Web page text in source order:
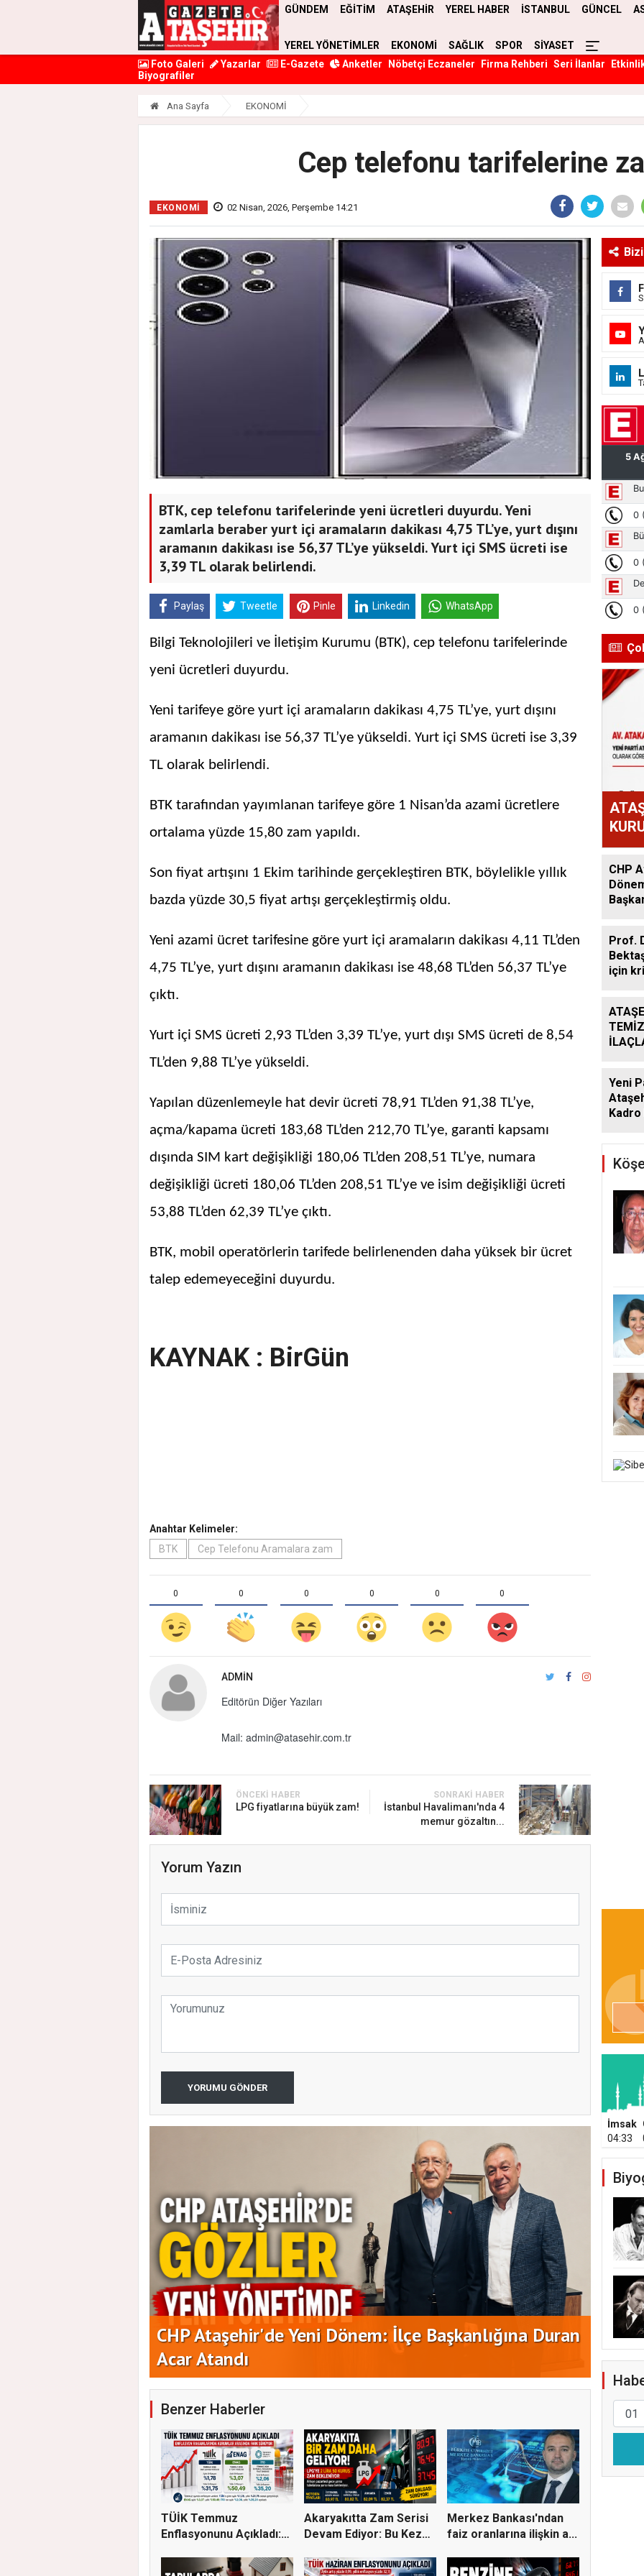
GÜNDEM EĞİTİM ATAŞEHİR YEREL HABER İSTANBUL GÜNCEL
YEREL YÖNETİMLER EKONOMİ SAĞLIK SPOR
SİYASET
Foto Galeri
Yazarlar E-Gazete Anketler Nöbetçi Eczaneler Firma Rehberi Seri İlanlar
Biyografiler
Ana Sayfa EKONOMİ
Cep telefonu tarifelerine
EKONOMİ 02 Nisan, 2026, Perşembe 14:21
BTK, cep telefonu tarifelerinde yeni ücretleri duyurdu. Yeni
zamlarla beraber yurt içi aramaların dakikası 4,75 TL’ye, yurt dışını
aramanın dakikası ise 56,37 TL’ye yükseldi. Yurt içi SMS ücreti ise
3,39 TL olarak belirlendi.
Paylaş Tweetle Pinle Linkedin WhatsApp
Bilgi Teknolojileri ve İletişim Kurumu (BTK), cep telefonu tarifelerinde
yeni ücretleri duyurdu.
Yeni tarifeye göre yurt içi aramaların dakikası 4,75 TL’ye, yurt dışını
aramanın dakikası ise 56,37 TL’ye yükseldi. Yurt içi SMS ücreti ise 3,39
TL olarak belirlendi.
BTK tarafından yayımlanan tarifeye göre 1 Nisan’da azami ücretlere
ortalama yüzde 15,80 zam yapıldı.
Son fiyat artışını 1 Ekim tarihinde gerçekleştiren BTK, böylelikle yıllık
bazda yüzde 30,5 fiyat artışı gerçekleştirmiş oldu.
Yeni azami ücret tarifesine göre yurt içi aramaların dakikası 4,11 TL’den
4,75 TL’ye, yurt dışını aramanın dakikası ise 48,68 TL’den 56,37 TL’ye
çıktı.
Yurt içi SMS ücreti 2,93 TL’den 3,39 TL’ye, yurt dışı SMS ücreti de 8,54
TL’den 9,88 TL’ye yükseldi.
Yapılan düzenlemeyle hat devir ücreti 78,91 TL’den 91,38 TL’ye,
açma/kapama ücreti 183,68 TL’den 212,70 TL’ye, garanti kapsamı
dışında SIM kart değişikliği 180,06 TL’den 208,51 TL’ye, numara
değişikliği ücreti 180,06 TL’den 208,51 TL’ye ve isim değişikliği ücreti
53,88 TL’den 62,39 TL’ye çıktı.
BTK, mobil operatörlerin tarifede belirlenenden daha yüksek bir ücret
talep edemeyeceğini duyurdu.
KAYNAK : BirGün
Anahtar Kelimeler:
BTK
Cep Telefonu Aramalara zam
0 0 0 0 0 0
ADMIN
Editörün Diğer Yazıları
Mail: admin@atasehir.com.tr
ÖNCEKI HABER
LPG fiyatlarına büyük zam!
SONRAKI HABER
İstanbul Havalimanı'nda 4
memur gözaltın...
Yorum Yazın
YORUMU GÖNDER
Yeni Parti Ataşehir'de Kurucu Kadro Belli Oldu
Benzer Haberler
TÜİK Temmuz
Enflasyonunu Açıkladı:
Akaryakıtta Zam Serisi
Devam Ediyor: Bu Kez
Merkez Bankası'ndan
faiz oranlarına ilişkin a...
CHP
Prof.
için
Yeni
İmsak
04:33